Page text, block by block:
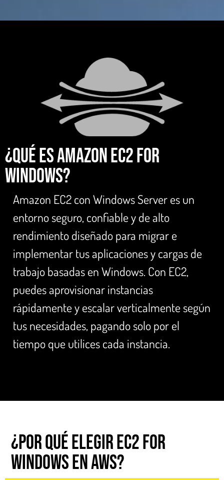
¿Qué es Amazon EC2 for
Windows?
Amazon EC2 con Windows Server es un
entorno seguro, confiable y de alto
rendimiento diseñado para migrar e
implementar tus aplicaciones y cargas de
trabajo basadas en Windows. Con EC2,
puedes aprovisionar instancias
rápidamente y escalar verticalmente según
tus necesidades, pagando solo por el
tiempo que utilices cada instancia.
¿Por qué elegir EC2 for
Windows en AWS?